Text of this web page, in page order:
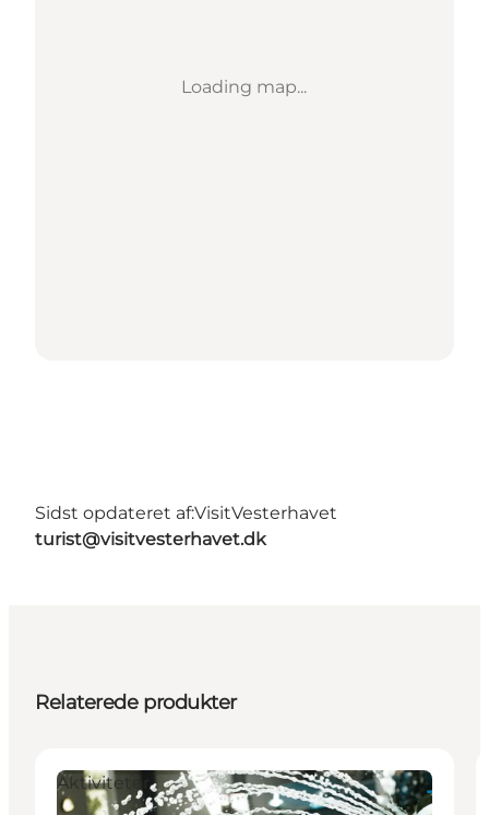
Loading map...
Sidst opdateret af:VisitVesterhavet
turist@visitvesterhavet.dk
Relaterede produkter
Aktiviteter